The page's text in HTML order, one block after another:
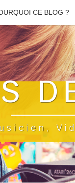
CE BLOG ?